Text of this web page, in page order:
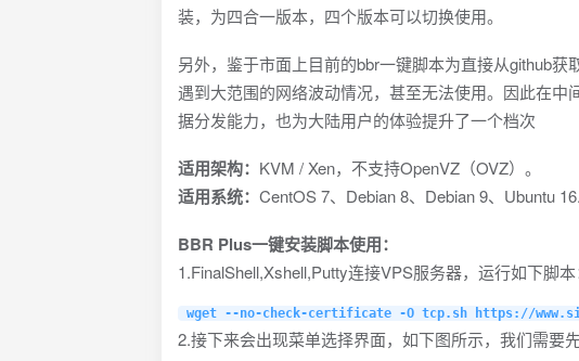
装，为四合一版本，四个版本可以切换使用。
另外，鉴于市面上目前的bbr一键脚本为直接从github
遇到大范围的网络波动情况，甚至无法使用。因此在
据分发能力，也为大陆用户的体验提升了一个档次
适用架构： KVM / Xen，不支持OpenVZ（OVZ）。
适用系统：CentOS 7、Debian 8、Debian 9、Ubuntu
BBR Plus一键安装脚本使用：
1.FinalShell,Xshell,Putty连接VPS服务器，运行如下脚本
wget --no-check-certificate -O tcp.sh https://
2.接下来会出现菜单选择界面，如下图所示，我们需要